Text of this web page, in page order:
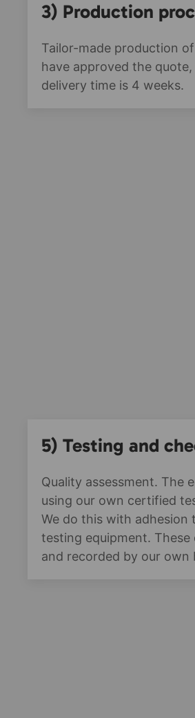
3) Production
Tailor-made production
have approved the
delivery time is 4 weeks.
5) Testing and
Quality assessment. The
using our own certified
We do this with adhesion
testing equipment.
and recorded by our own